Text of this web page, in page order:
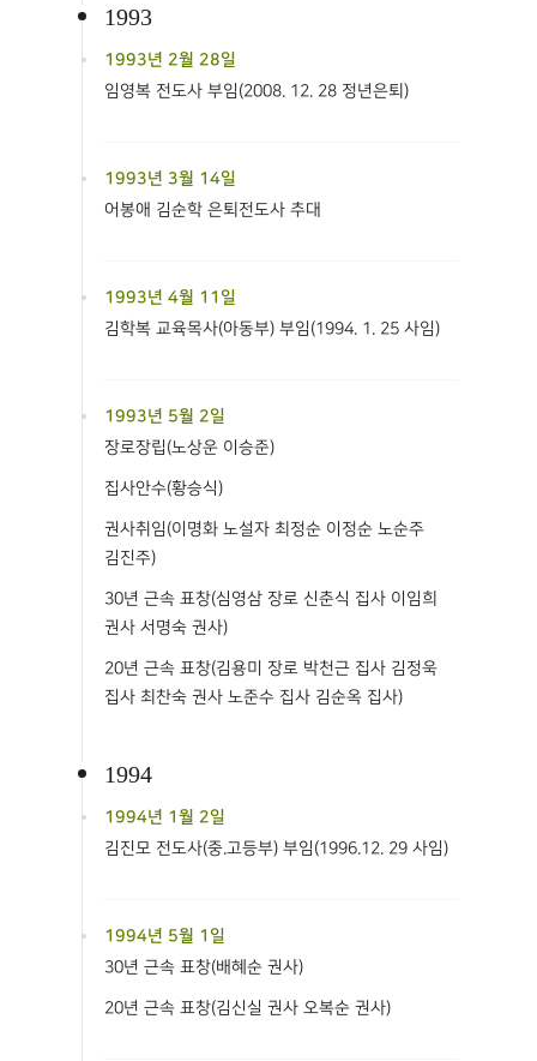
1993
1993년 2월 28일
임영복 전도사 부임(2008. 12. 28 정년은퇴)
1993년 3월 14일
어봉애 김순학 은퇴전도사 추대
1993년 4월 11일
김학복 교육목사(아동부) 부임(1994. 1. 25 사임)
1993년 5월 2일
장로장립(노상운 이승준)
집사안수(황승식)
권사취임(이명화 노설자 최정순 이정순 노순주
김진주)
30년 근속 표창(심영삼 장로 신춘식 집사 이임희
권사 서명숙 권사)
20년 근속 표창(김용미 장로 박천근 집사 김정욱
집사 최찬숙 권사 노준수 집사 김순옥 집사)
1994
1994년 1월 2일
김진모 전도사(중.고등부) 부임(1996.12. 29 사임)
1994년 5월 1일
30년 근속 표창(배혜순 권사)
20년 근속 표창(김신실 권사 오복순 권사)